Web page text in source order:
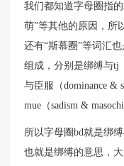
我们都知道字母圈指
萌”等其他的原因，所
还有“斯慕圈”等词汇
组成，分别是绑缚与tj
与臣服（dominance &
mue（sadism &
所以字母圈bd就是绑
也就是绑缚的意思，